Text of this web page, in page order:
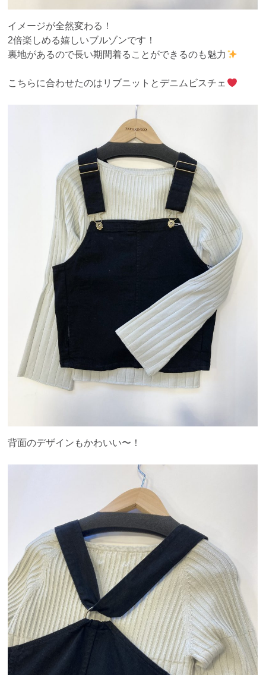
イメージが全然変わる！
2倍楽しめる嬉しいブルゾンです！
裏地があるので長い期間着ることができるのも魅力
こちらに合わせたのはリブニットとデニムビスチェ
背面のデザインもかわいい〜！